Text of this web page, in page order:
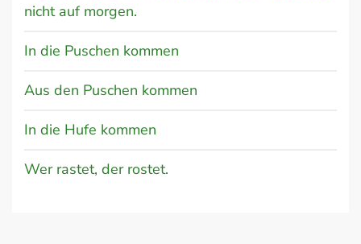
nicht auf morgen.
In die Puschen kommen
Aus den Puschen kommen
In die Hufe kommen
Wer rastet, der rostet.